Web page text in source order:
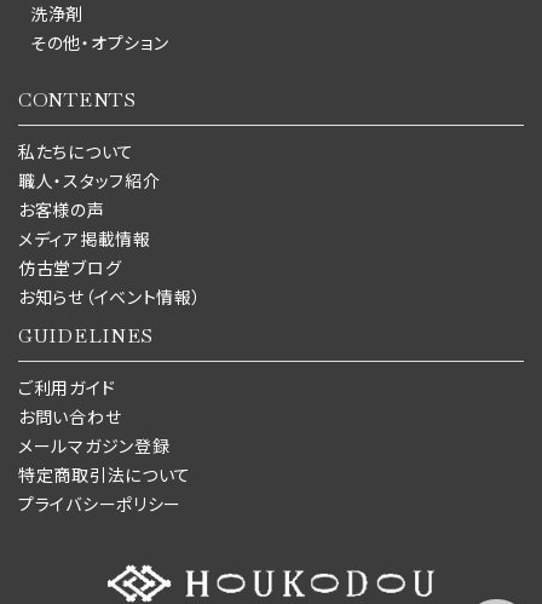
洗浄剤
その他・オプション
CONTENTS
私たちについて
職人・スタッフ紹介
お客様の声
メディア掲載情報
仿古堂ブログ
お知らせ（イベント情報）
GUIDELINES
ご利用ガイド
お問い合わせ
メールマガジン登録
特定商取引法について
プライバシーポリシー